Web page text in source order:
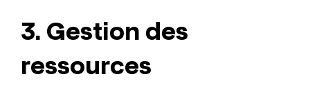
3. Gestion des
ressources